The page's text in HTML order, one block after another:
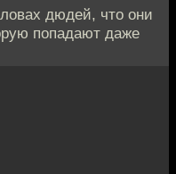
дюдей, что они
попадают даже